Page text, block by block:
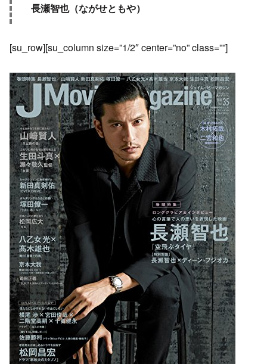
長瀬智也（ながせともや）
[su_row][su_column size=”1/2″ center=”no” class=””]